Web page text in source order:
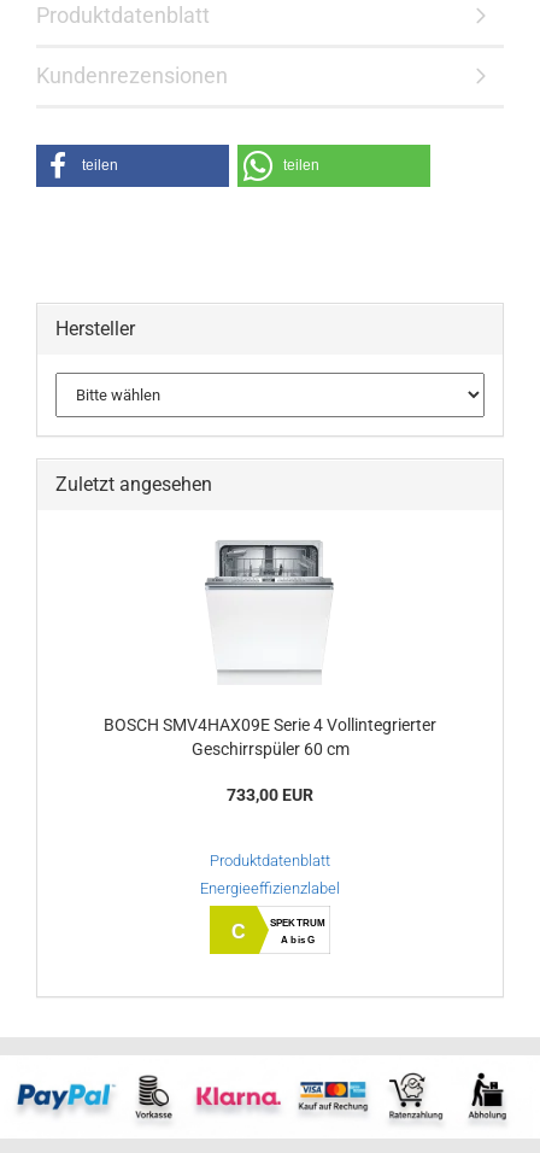
Produktdatenblatt
Kundenrezensionen
teilen teilen
Hersteller
Zuletzt angesehen
BOSCH SMV4HAX09E Serie 4 Vollintegrierter
Geschirrspüler 60 cm
733,00 EUR
Produktdatenblatt
Energieeffizienzlabel
C
SPEKTRUM
A bis G